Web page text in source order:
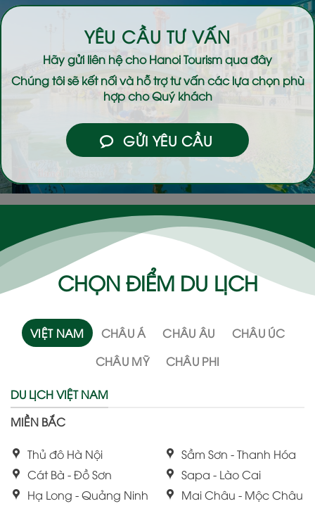
YÊU CẦU TƯ VẤN
Hãy gửi liên hệ choHanoi Tourismqua đây
Chúng tôi sẽ kết nối và hỗ trợ tư vấn các lựa chọn phù
hợp cho Quý khách
GỬI YÊU CẦU
CHỌN ĐIỂM DU LỊCH
VIỆT NAM CHÂU Á CHÂU ÂU
CHÂU ÚC
CHÂU MỸ
CHÂU PHI
DU LỊCH VIỆT NAM
MIỀN BẮC
Thủ đô Hà Nội
Cát Bà - Đồ Sơn
Hạ Long - Quảng Ninh
Sầm Sơn - Thanh Hóa
Sapa - Lào Cai
Mai Châu - Mộc Châu